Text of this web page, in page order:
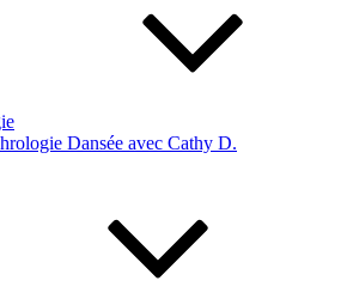
Dansée avec Cathy D.